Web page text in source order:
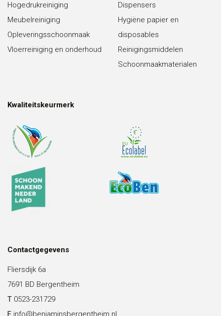
Hogedrukreiniging
Meubelreiniging
Opleveringsschoonmaak
Vloerreiniging en onderhoud
Dispensers
Hygiëne papier en
disposables
Reinigingsmiddelen
Schoonmaakmaterialen
Kwaliteitskeurmerk
Contactgegevens
Fliersdijk 6a
7691 BD Bergentheim
T 0523-231729
E info@benjaminsbergentheim.nl